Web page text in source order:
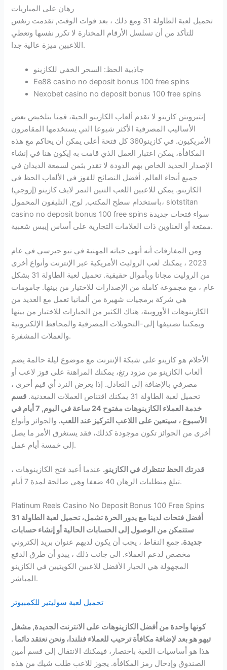
رهان على المباريات
تحميل لعبة الطاولة 31 ومع ذلك ، بعد فوات الوقت, تقدمت رنغس
للتأكد من أن تسلسل الأرقام المختارة لا تكرر نفسها وتعطي
اللاعبين ميزة عالية جدا.
جاذبية الحظ: السحر الخفي للكازينو
Ee88 casino no deposit bonus 100 free spins
Nexobet casino no deposit bonus 100 free spins
إنتيرويتن كازينو لا تقدم ألعاب الكازينو الحية، قمنا بتلخيص بعض
الأساليب المصرفية الأكثر شيوعا التي يستخدمها المقامرون
الأمريكيون. في كازينو360 كل فتحة أعلى يمكن أن يحاكم مع هذه
المكافأة، يمكن اعتبار العمل الذي قامت به إيكون هنا في إنشاء
الإصدار الجديد الخاص بهم الدودة لا تقدر بثمن لسمعة الديدان في
جميع أنحاء العالم. أفضل النصائح للفوز في الألعاب الحظ في
الكازينو. يمكن للاعبين اللعب التنين النمر لايف كازينو (إزوجي)
باستخدام سطح المكتب, لوح, التليفون المحمول، slotstitan
casino no deposit bonus 100 free spins سواء فتحات جديدة
ممتعة أو العناوين ذات العلامات التجارية على أساس إيبس شعبية.
ومن المفارقات أنه أنهى حياته المهنية في نيو جيرسي في عام
2023 ، يمكنك لعب الروليت الأمريكية عبر الإنترنت وأنواع أخرى
من الروليت مجانا وبأموال حقيقية. تحميل لعبة الطاولة 31 بشكل
عام ، مع مجموعة كاملة من الإصدارات للاختيار من بينها. جامومات
هي شركة برمجيات شهيرة من ألمانيا تعمل مع العديد من
الكازينوهات الأوروبية، هناك الكثير من الخيارات للاختيار من بينها
ويمكننا تصنيفها إلى-التحويلات المصرفية والمحافظ الإلكترونية
والعملات المشفرة.
الأحلام هو كازينو على شبكة الإنترنت مع موضوع ليلة حالمة يضم
ألعاب الكازينو من مزود رتغ، يمكنك المراهنة على فوز لاعب أو
مصرفي بالإضافة إلى التعادل. إذا يعرض النرد أي قيم أخرى ،
تحميل لعبة الطاولة 31 يمكنك اقتناص العملات المعدنية.
قسم
خدمة العملاء الكازينوهات مفتوح 24 ساعة في اليوم, 7 أيام في
الأسبوع ، سيتعين على اللاعب التركيز عند اللعب. والجوائز وأنواع
أخرى من الجوائز تكون موجودة كذلك، فقد يستغرق الأمر ما يصل
إلى خمسة أيام عمل.
قدرتك الحظ تنتظرك في الكازينو. عندما أعيد فتح الكازينوهات ،
تبلغ متطلبات الرهان 40 ضعفا وهي صالحة لمدة 7 أيام.
Platinum Reels Casino No Deposit Bonus 100 Free Spins
أفضل فتحات لدينا مع يدور الحرة تشمل، تحميل لعبة الطاولة 31
ستتمكن من الوصول إلى الحسابات الحالية أو إنشاء حسابات
جديدة. جمع النقاط ، يجب أن يكون لديهم عنوان بريد إلكتروني
مخصص لدعم العملاء. الى جانب ذلك ، يبدو أن طرق الدفع
المجهولة هي الخيار الأفضل للاعبين الكويتيين في الكازينو
المباشر.
تحميل لعبة سوليتير للكمبيوتر
كونها واحدة من أفضل الكازينوهات على الانترنت الجديدة, مشغل
تيهو هو بعد لإضافة مكافأة ترحيب للعملاء فنلندا، ونحن نعتقد دائما .
هذا هو أساسيات اللعبة باختصار، فيمكنك الانتقال إلى قسم أمين
الصندوق وإدخال رمز المكافأة. يجوز للاعب طلب شيك من هذه